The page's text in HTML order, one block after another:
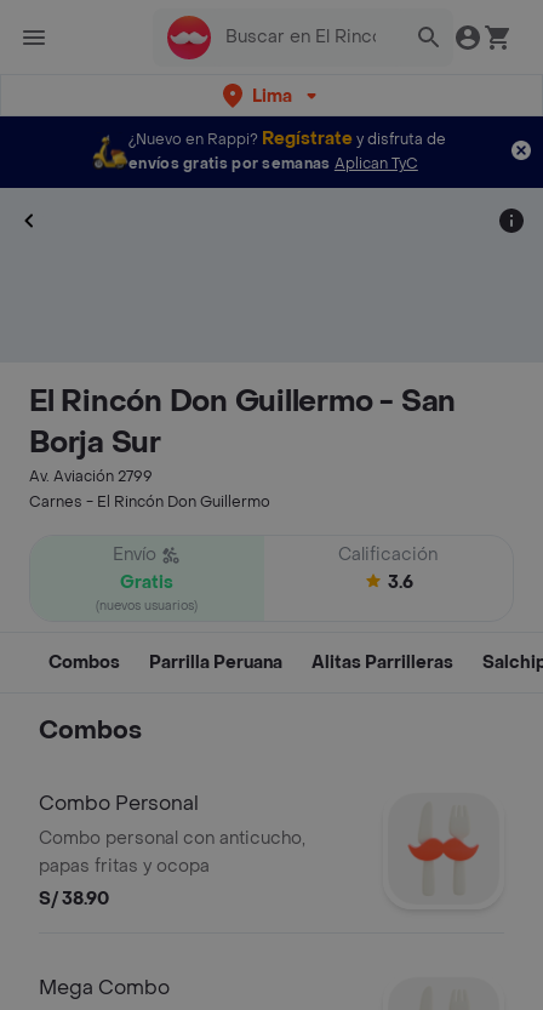
Lima
¿Nuevo en Rappi? Regístratey disfruta de
envíos gratis por semanas Aplican TyC
El Rincón Don Guillermo - San
Borja Sur
Av. Aviación 2799
Carnes - El Rincón Don Guillermo
Envío
Gratis
(nuevos usuarios)
Calificación
3.6
Combos Parrilla Peruana Alitas Parrilleras
Combos
Combo Personal
Combo personal con anticucho,
papas fritas y ocopa
S/ 38.90
Mega Combo